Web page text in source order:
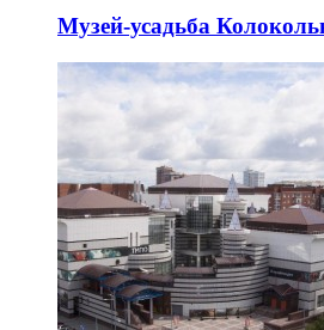
Музей-усадьба